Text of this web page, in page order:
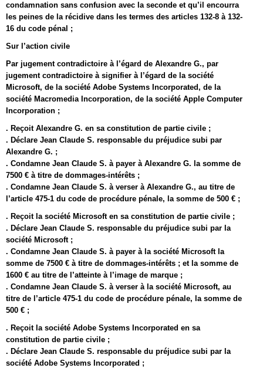
condamnation sans confusion avec la seconde et qu’il encourra
les peines de la récidive dans les termes des articles 132-8 à 132-
16 du code pénal ;
Sur l’action civile
Par jugement contradictoire à l’égard de Alexandre G., par
jugement contradictoire à signifier à l’égard de la société
Microsoft, de la société Adobe Systems Incorporated, de la
société Macromedia Incorporation, de la société Apple Computer
Incorporation ;
. Reçoit Alexandre G. en sa constitution de partie civile ;
. Déclare Jean Claude S. responsable du préjudice subi par
Alexandre G. ;
. Condamne Jean Claude S. à payer à Alexandre G. la somme de
7500 € à titre de dommages-intérêts ;
. Condamne Jean Claude S. à verser à Alexandre G., au titre de
l’article 475-1 du code de procédure pénale, la somme de 500 € ;
. Reçoit la société Microsoft en sa constitution de partie civile ;
. Déclare Jean Claude S. responsable du préjudice subi par la
société Microsoft ;
. Condamne Jean Claude S. à payer à la société Microsoft la
somme de 7500 € à titre de dommages-intérêts ; et la somme de
1600 € au titre de l’atteinte à l’image de marque ;
. Condamne Jean Claude S. à verser à la société Microsoft, au
titre de l’article 475-1 du code de procédure pénale, la somme de
500 € ;
. Reçoit la société Adobe Systems Incorporated en sa
constitution de partie civile ;
. Déclare Jean Claude S. responsable du préjudice subi par la
société Adobe Systems Incorporated ;